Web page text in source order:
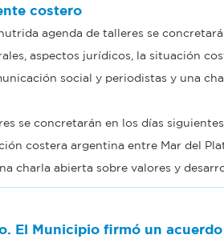
costero
agenda de talleres se
aspectos jurídicos, la situación
social y periodistas y una
se concretarán en los días
costera argentina entre Mar del
charla abierta sobre valores y
El Municipio firmó un